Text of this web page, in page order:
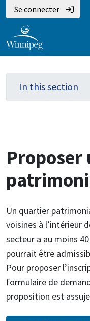
Aller
au
contenu
principal
Skip
to
main
menu
Skip
to
footer
Se connecter
In this section
Un quartier
voisines à l’intérieur
secteur a au moins
pourrait être
Pour proposer
formulaire de
proposition est